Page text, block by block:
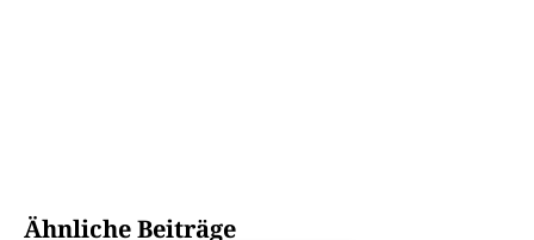
Ähnliche Beiträge